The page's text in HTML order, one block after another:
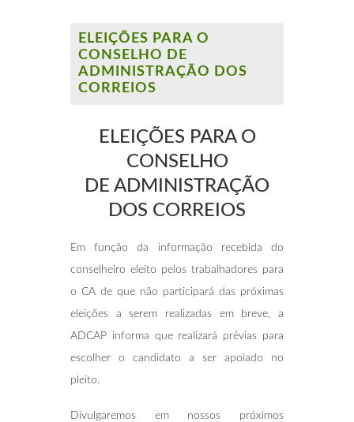
ELEIÇÕES PARA O
CONSELHO DE
ADMINISTRAÇÃO DOS
CORREIOS
ELEIÇÕES PARA O
CONSELHO
DE ADMINISTRAÇÃO
DOS CORREIOS
Em função da informação recebida do
conselheiro eleito pelos trabalhadores para
o CA de que não participará das próximas
eleições a serem realizadas em breve, a
ADCAP informa que realizará prévias para
escolher o candidato a ser apoiado no
pleito.
Divulgaremos em nossos próximos